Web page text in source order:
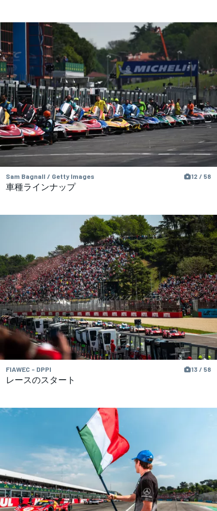
Sam Bagnall / Getty Images 12 / 58
車種ラインナップ
FIAWEC - DPPI 13 / 58
レースのスタート